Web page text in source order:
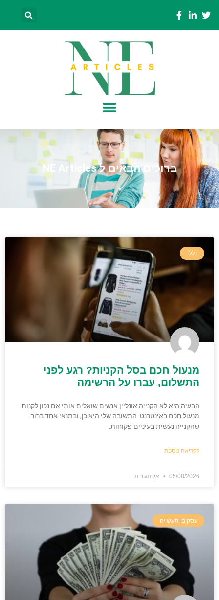
ברוכים הבאים ל NE Articles
כללי
מנעול חכם בסל הקניות? רגע לפני
התשלום, עברו על הרשימה
הבעיה היא לא הקנייה אונליין אנשים שואלים אותי אם נכון לקנות
מנעול חכם באינטרנט. התשובה שלי היא כן, ובתנאי אחד ברור.
שהקנייה נעשית בעיניים פקוחות,
לקריאה נוספת
05/08/2026 אין תגובות
עסקים ותעשייה